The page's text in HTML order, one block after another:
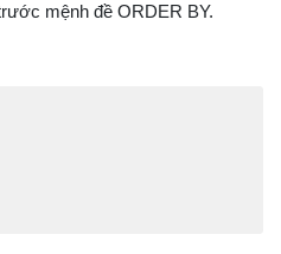
mệnh đề ORDER BY.